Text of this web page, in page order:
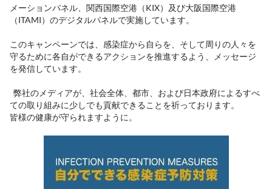
メーションパネル、関西国際空港（KIX）及び大阪国際空港
（ITAMI）のデジタルパネルで実施しています。
このキャンペーンでは、感染症から自らを、そして周りの人々を
守るために各自ができるアクションを推進するよう、メッセージ
を発信しています。
弊社のメディアが、社会全体、都市、および日本政府によるすべ
ての取り組みに少しでも貢献できることを祈っております。
皆様の健康が守られますように。